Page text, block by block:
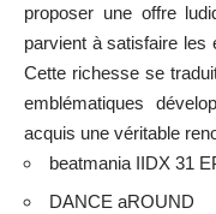
proposer une offre
parvient à satisfaire les
Cette richesse se
emblématiques
acquis une véritable
beatmania IIDX 31
DANCE aROUND